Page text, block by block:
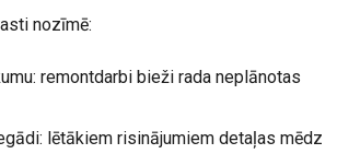
nozīmē:
remontdarbi bieži rada neplānotas
lētākiem risinājumiem detaļas mēdz